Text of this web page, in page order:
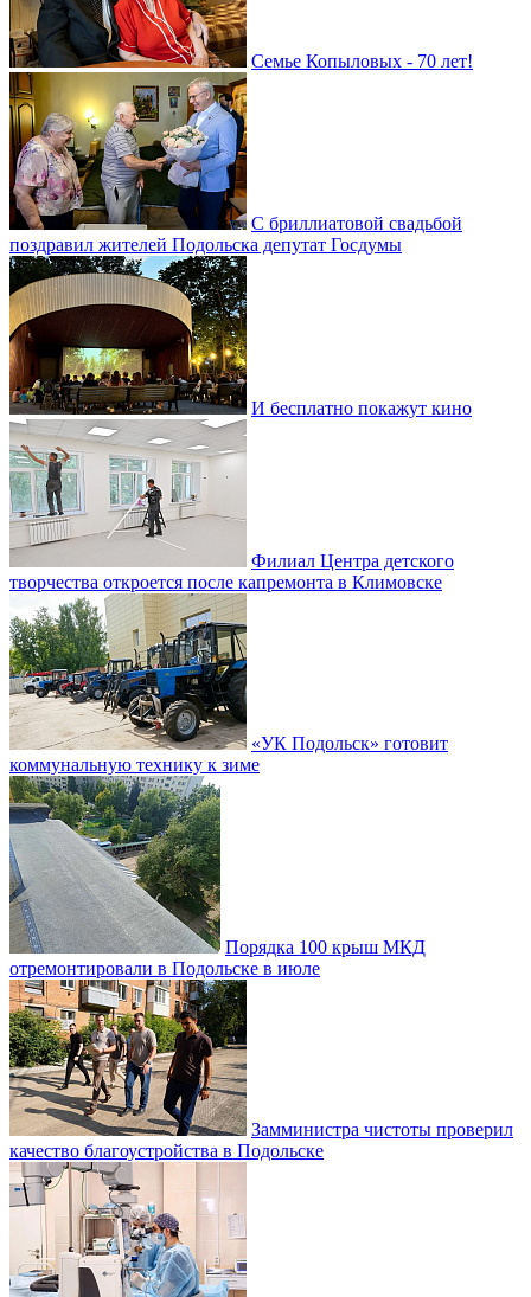
Семье Копыловых - 70 лет!
С бриллиатовой свадьбой
поздравил жителей Подольска депутат Госдумы
И бесплатно покажут кино
Филиал Центра детского
творчества откроется после капремонта в Климовске
«УК Подольск» готовит
коммунальную технику к зиме
Порядка 100 крыш МКД
отремонтировали в Подольске в июле
Замминистра чистоты проверил
качество благоустройства в Подольске